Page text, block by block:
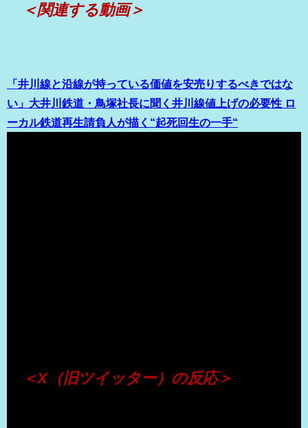
＜関連する動画＞
「井川線と沿線が持っている価値を安売りするべきではな
い」大井川鉄道・鳥塚社長に聞く井川線値上げの必要性 ロ
ーカル鉄道再生請負人が描く“起死回生の一手“
＜X（旧ツイッター）の反応＞